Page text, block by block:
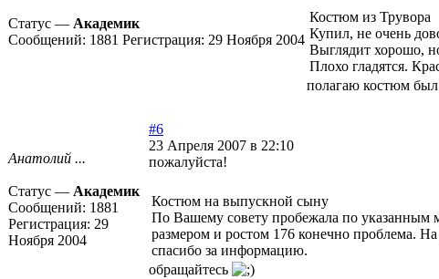
Статус — Академик
Сообщений: 1881 Регистрация: 29 Ноября 2004
Костюм из Трувора
Купил, не очень
Выглядит хорошо,
Плохо гладятся.
полагаю костюм
Анатолий ...
Статус — Академик
Сообщений: 1881
Регистрация: 29
Ноября 2004
#6
23 Апреля 2007 в 22:10
пожалуйста!
Костюм на выпускной сыну
По Вашему совету пробежала по указанным
размером и ростом 176 конечно проблема.
спасибо за информацию.
обращайтесь